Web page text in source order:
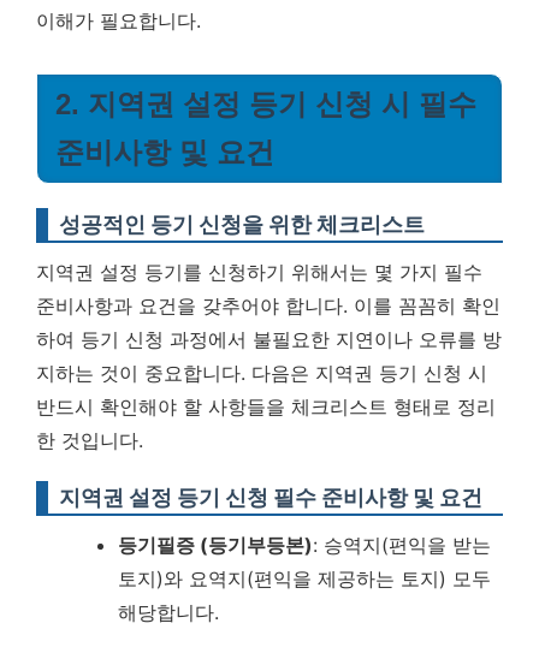
이해가 필요합니다.
2. 지역권 설정 등기 신청 시 필수
준비사항 및 요건
성공적인 등기 신청을 위한 체크리스트
지역권 설정 등기를 신청하기 위해서는 몇 가지 필수
준비사항과 요건을 갖추어야 합니다. 이를 꼼꼼히 확인
하여 등기 신청 과정에서 불필요한 지연이나 오류를 방
지하는 것이 중요합니다. 다음은 지역권 등기 신청 시
반드시 확인해야 할 사항들을 체크리스트 형태로 정리
한 것입니다.
지역권 설정 등기 신청 필수 준비사항 및 요건
등기필증 (등기부등본): 승역지(편익을 받는
토지)와 요역지(편익을 제공하는 토지) 모두
해당합니다.